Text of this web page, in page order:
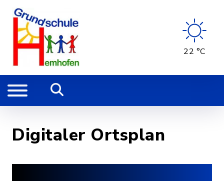
22 °C
Digitaler Ortsplan